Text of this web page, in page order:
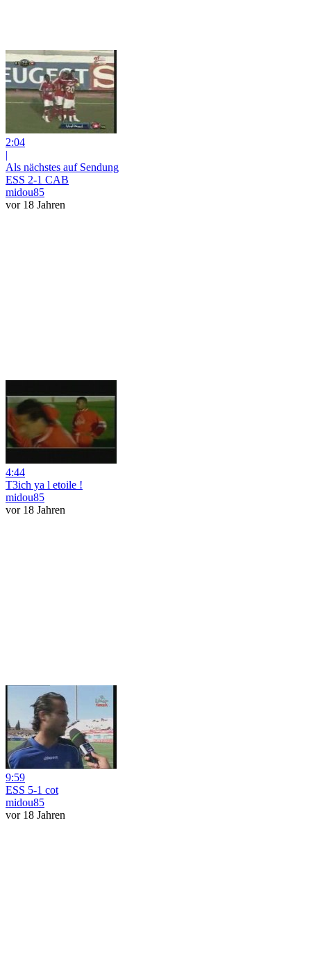
2:04
|
Als nächstes auf Sendung
ESS 2-1 CAB
midou85
vor 18 Jahren
4:44
T3ich ya l etoile !
midou85
vor 18 Jahren
9:59
ESS 5-1 cot
midou85
vor 18 Jahren